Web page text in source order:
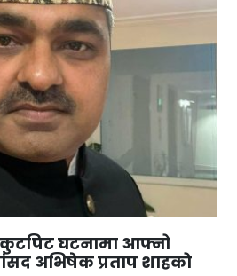
कुटपिट घटनामा आफ्नो
अभिषेक प्रताप शाहको